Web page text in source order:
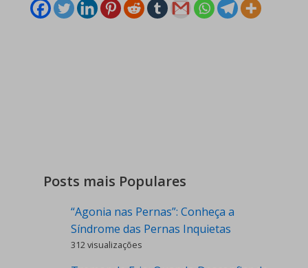
Posts mais Populares
“Agonia nas Pernas”: Conheça a
Síndrome das Pernas Inquietas
312 visualizações